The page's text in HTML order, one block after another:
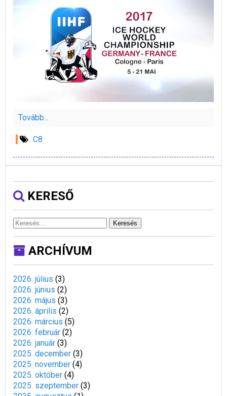
Tovább...
C8
KERESŐ
Keresés
ARCHÍVUM
2026. július (3)
2026. június (2)
2026. május (3)
2026. április (2)
2026. március (5)
2026. február (2)
2026. január (3)
2025. december (3)
2025. november (4)
2025. október (4)
2025. szeptember (3)